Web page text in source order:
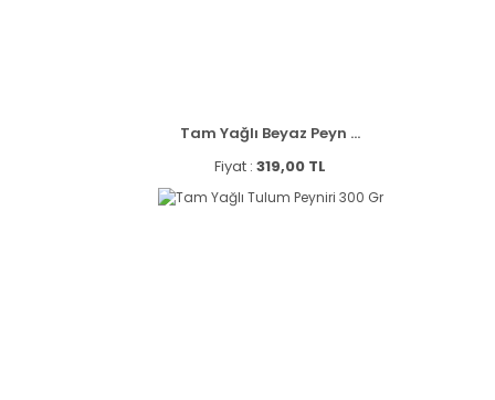
Tam Yağlı Beyaz Peyn ...
Fiyat : 319,00 TL